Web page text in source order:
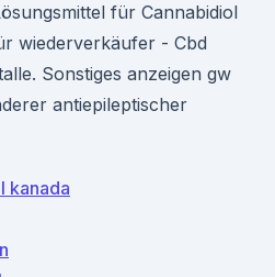
für Cannabidiol
wiederverkäufer - Cbd
Sonstiges anzeigen gw
antiepileptischer
kanada